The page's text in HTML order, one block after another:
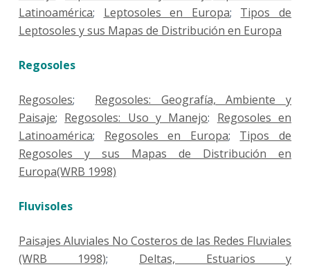
Latinoamérica; Leptosoles en Europa; Tipos de
Leptosoles y sus Mapas de Distribución en Europa
Regosoles
Regosoles; Regosoles: Geografía, Ambiente y
Paisaje; Regosoles: Uso y Manejo: Regosoles en
Latinoamérica; Regosoles en Europa; Tipos de
Regosoles y sus Mapas de Distribución en
Europa(WRB 1998)
Fluvisoles
Paisajes Aluviales No Costeros de las Redes Fluviales
(WRB 1998); Deltas, Estuarios y